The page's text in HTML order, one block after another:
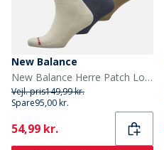
New Balance
New Balance Herre Patch Logo Tre Pak Crew Sokker Grå/Blå
Vejl. pris149,99 kr.
Spare95,00 kr.
Current
54,99 kr.